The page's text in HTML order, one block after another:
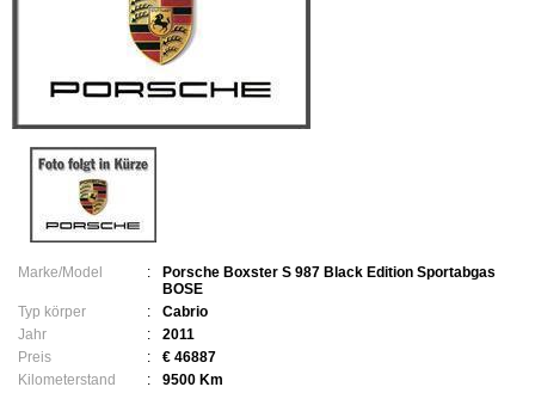
Marke/Model :
Porsche Boxster S 987 Black Edition Sportabgas
BOSE
Typ körper
:
Cabrio
Jahr
:
2011
Preis
:
€ 46887
Kilometerstand
:
9500 Km